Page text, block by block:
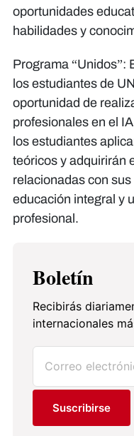
oportunidades
habilidades y
Programa “Unidos”:
los estudiantes de
oportunidad de
profesionales en el
los estudiantes
teóricos y adquirirán
relacionadas con
educación integral y
profesional.
Boletín
Recibirás
internacionales
Suscribirse